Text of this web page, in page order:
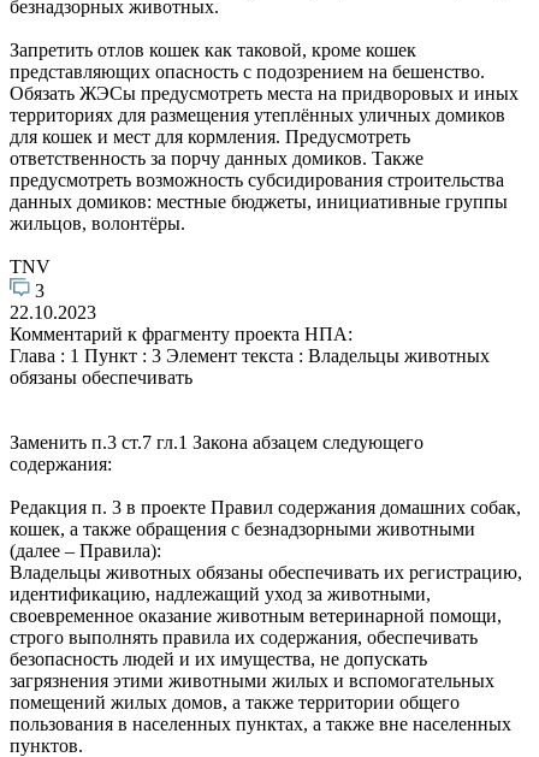
безнадзорных животных.
Запретить отлов кошек как таковой, кроме кошек
представляющих опасность с подозрением на бешенство.
Обязать ЖЭСы предусмотреть места на придворовых и иных
территориях для размещения утеплённых уличных домиков
для кошек и мест для кормления. Предусмотреть
ответственность за порчу данных домиков. Также
предусмотреть возможность субсидирования строительства
данных домиков: местные бюджеты, инициативные группы
жильцов, волонтёры.
TNV
3
22.10.2023
Комментарий к фрагменту проекта НПА:
Глава : 1 Пункт : 3 Элемент текста : Владельцы животных
обязаны обеспечивать
Заменить п.3 ст.7 гл.1 Закона абзацем следующего
содержания:
Редакция п. 3 в проекте Правил содержания домашних собак,
кошек, а также обращения с безнадзорными животными
(далее – Правила):
Владельцы животных обязаны обеспечивать их регистрацию,
идентификацию, надлежащий уход за животными,
своевременное оказание животным ветеринарной помощи,
строго выполнять правила их содержания, обеспечивать
безопасность людей и их имущества, не допускать
загрязнения этими животными жилых и вспомогательных
помещений жилых домов, а также территории общего
пользования в населенных пунктах, а также вне населенных
пунктов.